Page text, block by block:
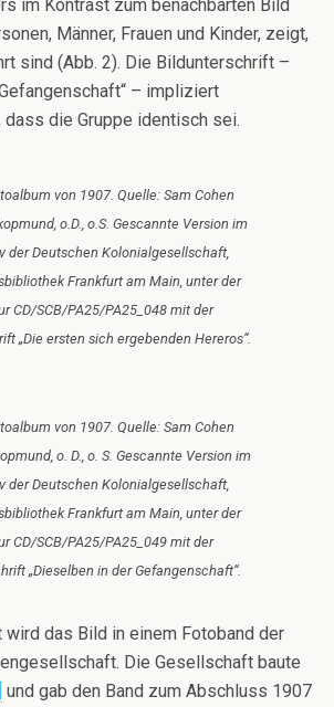
im Kontrast zum benachbarten Bild
Männer, Frauen und Kinder, zeigt,
sind (Abb. 2). Die Bildunterschrift –
– impliziert
die Gruppe identisch sei.
von 1907. Quelle: Sam Cohen
o.D., o.S. Gescannte Version im
der Deutschen Kolonialgesellschaft,
Frankfurt am Main, unter der
CD/SCB/PA25/PA25_048 mit der
„Die ersten sich ergebenden Hereros“.
von 1907. Quelle: Sam Cohen
o. D., o. S. Gescannte Version im
der Deutschen Kolonialgesellschaft,
Frankfurt am Main, unter der
CD/SCB/PA25/PA25_049 mit der
„Dieselben in der Gefangenschaft“.
wird das Bild in einem Fotoband der
Die Gesellschaft baute
und gab den Band zum Abschluss 1907